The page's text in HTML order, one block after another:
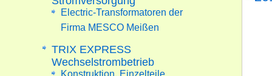
Electric-Transformatoren der
Firma MESCO Meißen
TRIX EXPRESS
Wechselstrombetrieb
Konstruktion, Einzelteile